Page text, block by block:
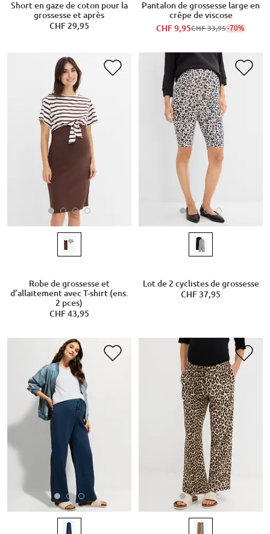
Short en gaze de coton pour la
grossesse et après
CHF 29,95
Pantalon de grossesse large en
crêpe de viscose
CHF 9,95CHF 33,95-70%
Robe de grossesse et
d’allaitement avec T-shirt (ens.
2 pces)
CHF 43,95
Lot de 2 cyclistes de grossesse
CHF 37,95